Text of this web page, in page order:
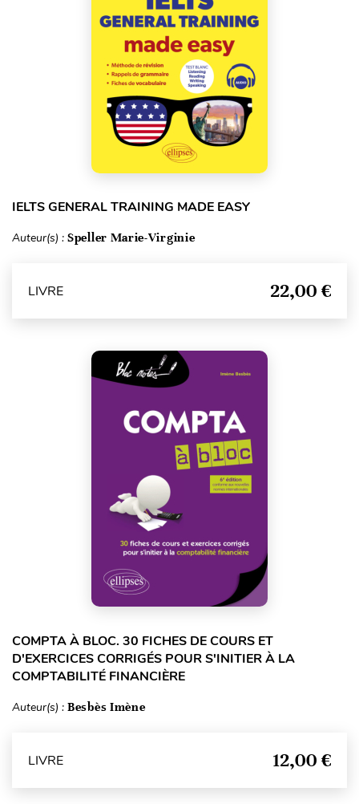
IELTS GENERAL TRAINING MADE EASY
Auteur(s) : Speller Marie-Virginie
LIVRE 22,00 €
COMPTA À BLOC. 30 FICHES DE COURS ET
D'EXERCICES CORRIGÉS POUR S'INITIER À LA
COMPTABILITÉ FINANCIÈRE
Auteur(s) : Besbès Imène
LIVRE 12,00 €